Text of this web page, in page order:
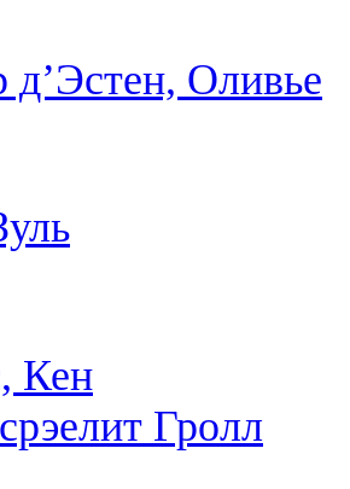
Оливье
Кен
Гролл